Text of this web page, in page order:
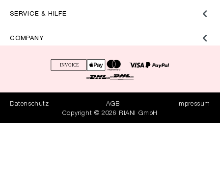
SERVICE & HILFE
COMPANY
Datenschutz AGB
Impressum
Copyright © 2026 RIANI GmbH